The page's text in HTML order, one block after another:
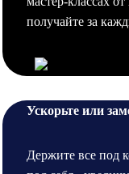
получайте за
Ускорьте или
Держите все под